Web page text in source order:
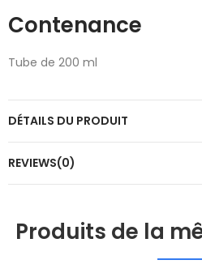
Contenance
Tube de 200 ml
DÉTAILS DU PRODUIT
REVIEWS(0)
Produits de la